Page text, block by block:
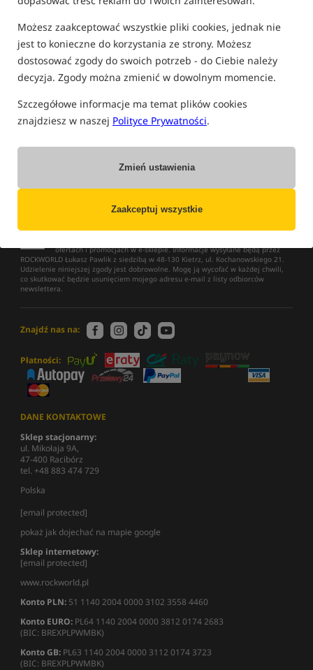
Możesz zaakceptować wszystkie pliki cookies, jednak nie
jest to konieczne do korzystania ze strony. Możesz
dostosować zgody do swoich potrzeb - do Ciebie należy
decyzja. Zgody można zmienić w dowolnym momencie.
Szczegółowe informacje ma temat plików cookies
znajdziesz w naszej Polityce Prywatności.
Zmień ustawienia
Zaakceptuj wszystkie
NOWOŚCI»WYPRZEDAŻE»PROMOCJE
Zapisz się do newslettera i bądź na bieżącoz najlepszymi okazjami!
Wyrażam zgodę na otrzymywanie drogą elektroniczną, na podany w
ofertach i promocjach w e-sklepie. Informacje wysyłane będą przez
ROCKWORLD Łukasz Pawlik z siedzibą w 48-130 Kietrz, ul. Kochanowskiego 21.
Udzielenie niniejszej zgody jest dobrowolne. Mogę ją wycofać w każdej chwili,
co skutkować będzie usunięciem mojego adresu e-mail z listy odbiorców
newslettera.
Znajdź nas na:
Płatności:
DANE KONTAKTOWE
Sklep stacjonarny:
ul. Mikołaja 9A,
47-400 Racibórz
tel. +48 883 474 729
Polska
[email protected]
pokaż jak dojechać na mapie google
Sklep internetowy:
[email protected]
www.rockworld.pl
Konto PLN: 51 1140 2004 0000 3102 3558 4460
Konto EURO: PL64 1140 2004 0000 3812 0174 2683
(BIC: BREXPLPWMBK)
Konto GB: PL63 1140 2004 0000 3112 0174 3723
(BIC: BREXPLPWMBK)